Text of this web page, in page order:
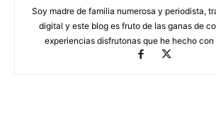
Soy madre de familia numerosa y periodista,
digital y este blog es fruto de las ganas de
experiencias disfrutonas que he hecho con